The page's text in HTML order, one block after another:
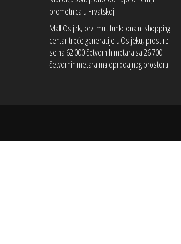
prometnica u Hrvatskoj.
Mall Osijek, prvi multifunkcionalni shopping
centar treće generacije u Osijeku, prostire
se na 62.000 četvornih metara sa 26.700
četvornih metara maloprodajnog prostora.